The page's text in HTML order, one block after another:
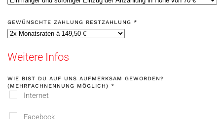
GEWÜNSCHTE ZAHLUNG RESTZAHLUNG *
Weitere Infos
WIE BIST DU AUF UNS AUFMERKSAM GEWORDEN?
(MEHRFACHNENNUNG MÖGLICH) *
Internet
Facebook